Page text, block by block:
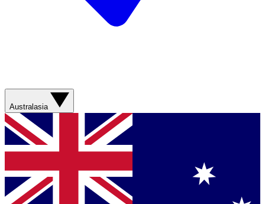
Australasia